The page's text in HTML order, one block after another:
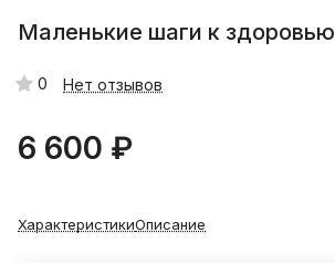
Маленькие шаги к здоровью
0 Нет отзывов
6 600 ₽
ХарактеристикиОписание